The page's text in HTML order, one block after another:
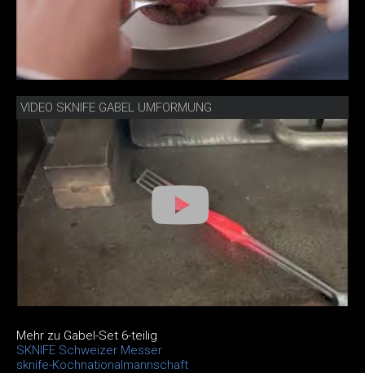
VIDEO SKNIFE GABEL UMFORMUNG
Mehr zu Gabel-Set 6-teilig
SKNIFE Schweizer Messer
sknife-Kochnationalmannschaft